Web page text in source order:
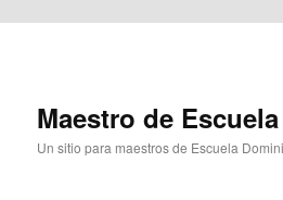
Maestro de
Un sitio para maestros de Escuela